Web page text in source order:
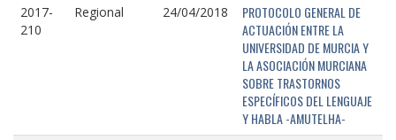
2017-
210
Regional 24/04/2018
PROTOCOLO GENERAL DE
ACTUACIÓN ENTRE LA
UNIVERSIDAD DE MURCIA Y
LA ASOCIACIÓN MURCIANA
SOBRE TRASTORNOS
ESPECÍFICOS DEL LENGUAJE
Y HABLA -AMUTELHA-